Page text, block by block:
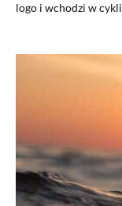
logo i wchodzi w